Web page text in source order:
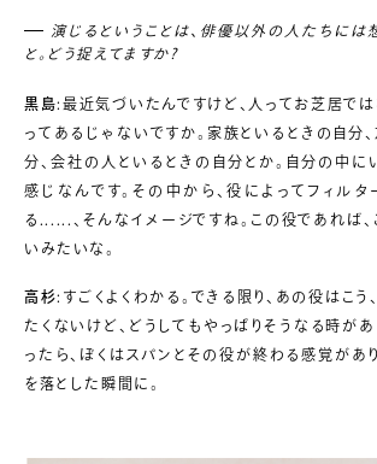
演じるということは、俳優以外の人たちには
と。どう捉えてますか?
黒島:最近気づいたんですけど、人ってお芝居で
ってあるじゃないですか。家族といるときの自分
分、会社の人といるときの自分とか。自分の中に
感じなんです。その中から、役によってフィルタ
る......、そんなイメージですね。この役であれば
いみたいな。
高杉:すごくよくわかる。できる限り、あの役はこう
たくないけど、どうしてもやっぱりそうなる時が
ったら、ぼくはスパンとその役が終わる感覚があ
を落とした瞬間に。